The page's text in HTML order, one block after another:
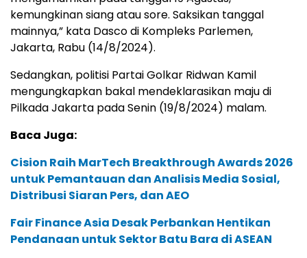
kemungkinan siang atau sore. Saksikan tanggal
mainnya,” kata Dasco di Kompleks Parlemen,
Jakarta, Rabu (14/8/2024).
Sedangkan, politisi Partai Golkar Ridwan Kamil
mengungkapkan bakal mendeklarasikan maju di
Pilkada Jakarta pada Senin (19/8/2024) malam.
Baca Juga:
Cision Raih MarTech Breakthrough Awards 2026
untuk Pemantauan dan Analisis Media Sosial,
Distribusi Siaran Pers, dan AEO
Fair Finance Asia Desak Perbankan Hentikan
Pendanaan untuk Sektor Batu Bara di ASEAN